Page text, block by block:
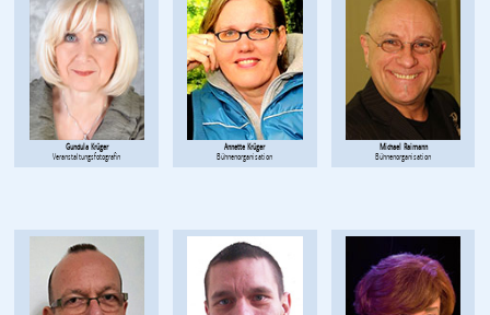
Gundula Krüger
Veranstaltungsfotografin
Annette Krüger
Bühnenorganisation
Michael Raimann
Bühnenorganisation